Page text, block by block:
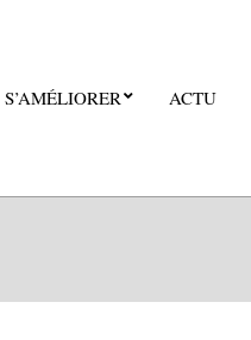
S’AMÉLIORER ACTU